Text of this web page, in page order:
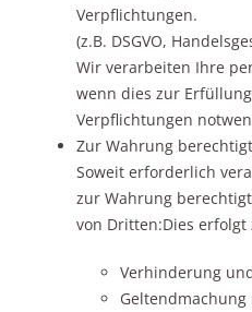
Verpflichtungen.
(z.B. DSGVO,
Wir verarbeiten Ihre
wenn dies zur
Verpflichtungen
Zur Wahrung
Soweit erforderlich
zur Wahrung
von Dritten:Dies erfolgt
Verhinderung